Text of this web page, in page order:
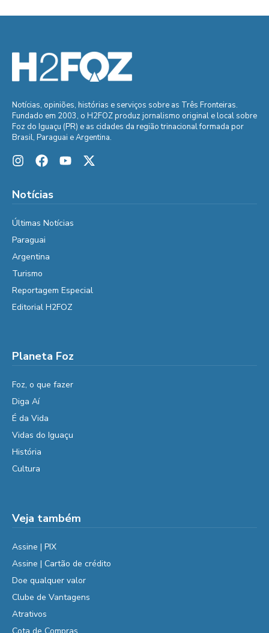
Notícias, opiniões, histórias e serviços sobre as Três Fronteiras.
Fundado em 2003, o H2FOZ produz jornalismo original e local sobre
Foz do Iguaçu (PR) e as cidades da região trinacional formada por
Brasil, Paraguai e Argentina.
Notícias
Últimas Notícias
Paraguai
Argentina
Turismo
Reportagem Especial
Editorial H2FOZ
Planeta Foz
Foz, o que fazer
Diga Aí
É da Vida
Vidas do Iguaçu
História
Cultura
Veja também
Assine | PIX
Assine | Cartão de crédito
Doe qualquer valor
Clube de Vantagens
Atrativos